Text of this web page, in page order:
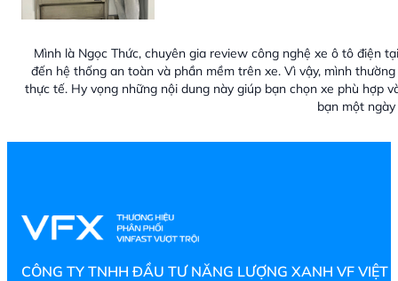
Mình là Ngọc Thức, chuyên gia review công nghệ xe ô tô điện
đến hệ thống an toàn và phần mềm trên xe. Vì vậy, mình
thực tế. Hy vọng những nội dung này giúp bạn chọn xe phù hợp
bạn một
CÔNG TY TNHH ĐẦU TƯ NĂNG LƯỢNG XANH VF VIỆT